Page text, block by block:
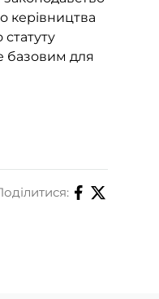
керівництва
базовим для